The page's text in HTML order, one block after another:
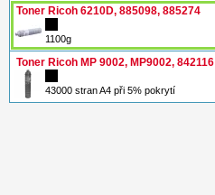
Toner Ricoh 6210D, 885098, 885274
1100g
Toner Ricoh MP 9002, MP9002, 842116
43000 stran A4 při 5% pokrytí